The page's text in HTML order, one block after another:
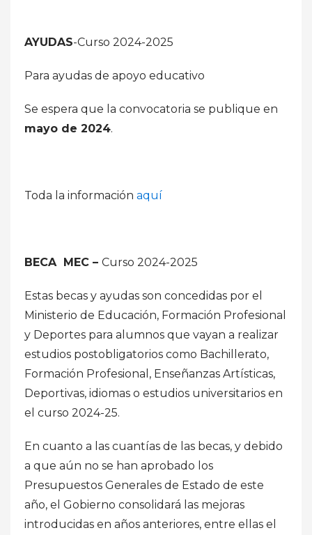
AYUDAS-Curso 2024-2025
Para ayudas de apoyo educativo
Se espera que la convocatoria se publique en
mayo de 2024.
Toda la información aquí
BECA MEC – Curso 2024-2025
Estas becas y ayudas son concedidas por el
Ministerio de Educación, Formación Profesional
y Deportes para alumnos que vayan a realizar
estudios postobligatorios como Bachillerato,
Formación Profesional, Enseñanzas Artísticas,
Deportivas, idiomas o estudios universitarios en
el curso 2024-25.
En cuanto a las cuantías de las becas, y debido
a que aún no se han aprobado los
Presupuestos Generales de Estado de este
año, el Gobierno consolidará las mejoras
introducidas en años anteriores, entre ellas el